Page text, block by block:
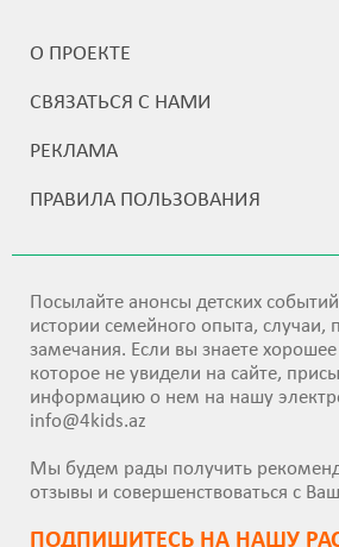
О ПРОЕКТЕ
СВЯЗАТЬСЯ С НАМИ
РЕКЛАМА
ПРАВИЛА ПОЛЬЗОВАНИЯ
Посылайте анонсы детских
истории семейного опыта, случаи,
замечания. Если вы знаете
которое не увидели на сайте,
информацию о нем на нашу
info@4kids.az
Мы будем рады получить
отзывы и совершенствоваться с
ПОДПИШИТEСЬ НА НАШУ